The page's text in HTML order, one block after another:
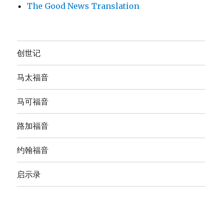
The Good News Translation
创世记
马太福音
马可福音
路加福音
约翰福音
启示录